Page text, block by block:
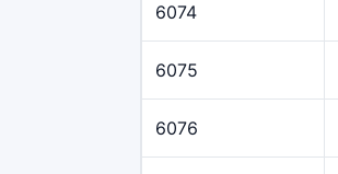
6074
6075
6076